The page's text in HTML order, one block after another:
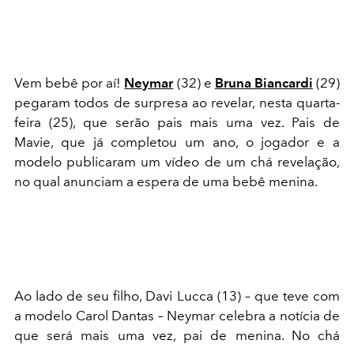
Vem bebê por aí! Neymar(32) e Bruna Biancardi (29)
pegaram todos de surpresa ao revelar, nesta quarta-
feira (25), que serão pais mais uma vez. Pais de
Mavie, que já completou um ano, o jogador e a
modelo publicaram um vídeo de um chá revelação,
no qual anunciam a espera de uma bebê menina.
Ao lado de seu filho, Davi Lucca (13) – que teve com
a modelo Carol Dantas – Neymar celebra a notícia de
que será mais uma vez, pai de menina. No chá